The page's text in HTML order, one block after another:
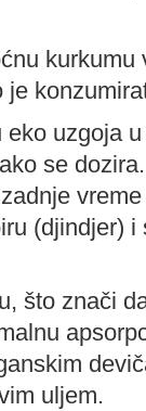
je
uzgoja
se
(djindjer)
što znači
uljem.